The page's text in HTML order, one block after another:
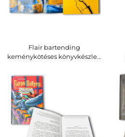
Flair bartending
keménykötéses könyvkészlet,
kizárólagos csomagolással